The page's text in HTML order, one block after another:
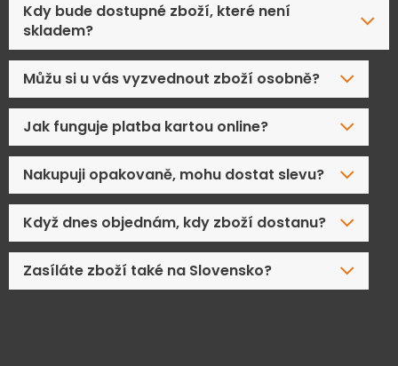
Kdy bude dostupné zboží, které není
skladem?
Můžu si u vás vyzvednout zboží osobně?
Jak funguje platba kartou online?
Nakupuji opakovaně, mohu dostat slevu?
Když dnes objednám, kdy zboží dostanu?
Zasíláte zboží také na Slovensko?